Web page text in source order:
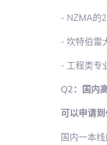
- NZMA的
- 坎特伯雷
- 工程类专
Q2：国内
可以申请到
国内一本